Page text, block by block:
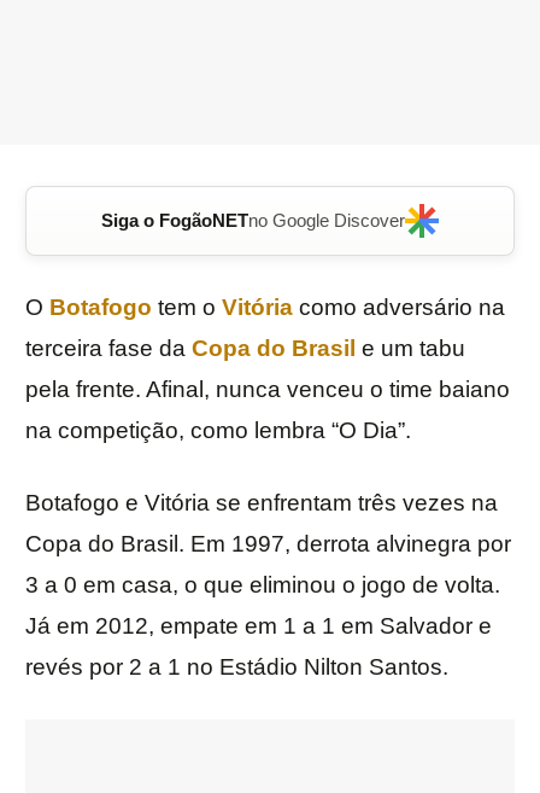
Siga o FogãoNETno Google Discover
O Botafogo tem o Vitória como adversário na
terceira fase da Copa do Brasil e um tabu
pela frente. Afinal, nunca venceu o time baiano
na competição, como lembra “O Dia”.
Botafogo e Vitória se enfrentam três vezes na
Copa do Brasil. Em 1997, derrota alvinegra por
3 a 0 em casa, o que eliminou o jogo de volta.
Já em 2012, empate em 1 a 1 em Salvador e
revés por 2 a 1 no Estádio Nilton Santos.